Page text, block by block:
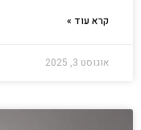
קרא עוד »
אוגוסט 3, 2025